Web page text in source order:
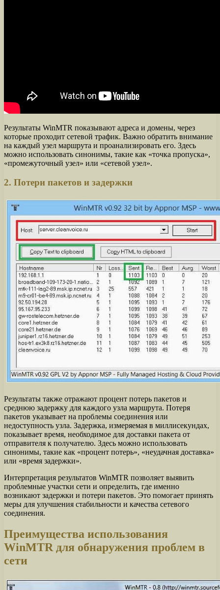
Результаты WinMTR показывают адреса и домены, через
которые проходит сетевой трафик. Важно обратить внимание
на каждый узел маршрута и проанализировать его. Здесь
можно использовать синонимы, такие как «точка пропуска»,
«промежуточный узел» или «сетевой узел».
2. Потери пакетов и задержки
Результаты также отражают процент потерь пакетов и
среднюю задержку для каждого узла маршрута. Потеря
пакетов указывает на проблемы соединения или
недоступность узла. Задержка, измеряемая в миллисекундах,
показывает время, необходимое для доставки пакета от
отправителя к получателю. Здесь можно использовать
синонимы, такие как «процент потерь», «неудачная доставка»
или «время задержки».
Интерпретация результатов WinMTR позволяет выявить
проблемные участки сети и определить, где именно
возникают задержки и потери пакетов. Это помогает принять
меры для улучшения стабильности и качества сетевого
соединения.
Преимущества использования
WinMTR для обнаружения проблем в
сети